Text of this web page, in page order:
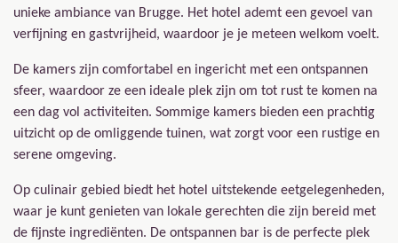
unieke ambiance van Brugge. Het hotel ademt een gevoel van
verfijning en gastvrijheid, waardoor je je meteen welkom voelt.
De kamers zijn comfortabel en ingericht met een ontspannen
sfeer, waardoor ze een ideale plek zijn om tot rust te komen na
een dag vol activiteiten. Sommige kamers bieden een prachtig
uitzicht op de omliggende tuinen, wat zorgt voor een rustige en
serene omgeving.
Op culinair gebied biedt het hotel uitstekende eetgelegenheden,
waar je kunt genieten van lokale gerechten die zijn bereid met
de fijnste ingrediënten. De ontspannen bar is de perfecte plek